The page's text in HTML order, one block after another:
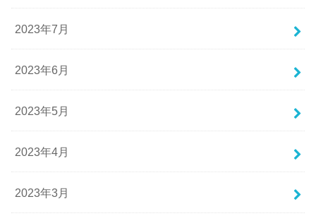
2023年7月
2023年6月
2023年5月
2023年4月
2023年3月